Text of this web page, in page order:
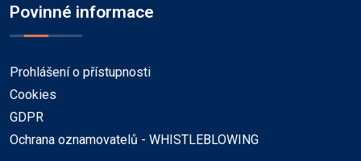
Povinné informace
Prohlášení o přístupnosti
Cookies
GDPR
Ochrana oznamovatelů - WHISTLEBLOWING